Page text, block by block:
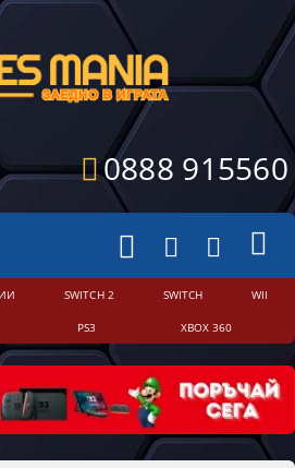
0888 915560
SWITCH 2 SWITCH WII
PS3 XBOX 360